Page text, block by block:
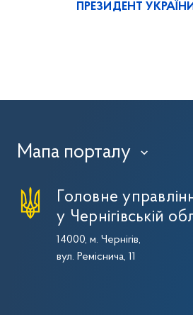
ПРЕЗИДЕНТ УКРАЇНИ
Мапа порталу ›
Головне
у Чернігівській
14000, м. Чернігів,
вул. Реміснича, 11